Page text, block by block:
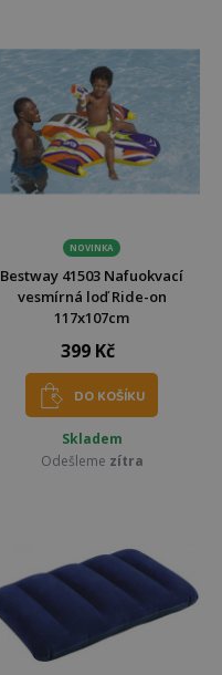
NOVINKA
Bestway 41503 Nafuokvací
vesmírná loď Ride-on
117x107cm
399 Kč
DO KOŠÍKU
Skladem
Odešleme zítra